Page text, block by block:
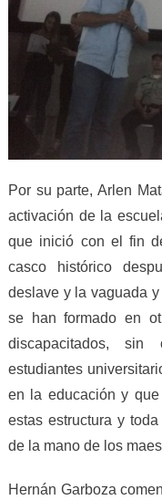
Por su parte, Arlen
activación de la
que inició con el fin
casco histórico
deslave y la vaguada
se han formado en
discapacitados,
estudiantes
en la educación y
estas estructura y
de la mano de los
Hernán Garboza